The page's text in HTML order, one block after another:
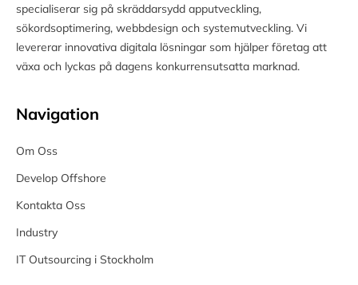
specialiserar sig på skräddarsydd apputveckling,
sökordsoptimering, webbdesign och systemutveckling. Vi
levererar innovativa digitala lösningar som hjälper företag att
växa och lyckas på dagens konkurrensutsatta marknad.
Navigation
Om Oss
Develop Offshore
Kontakta Oss
Industry
IT Outsourcing i Stockholm